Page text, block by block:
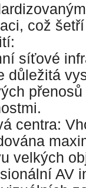
což
síťové
důležitá
centra:
velkých
AV